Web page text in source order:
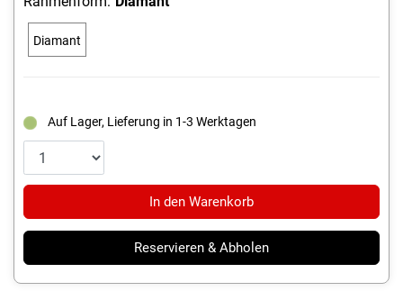
Diamant
Auf Lager, Lieferung in 1-3 Werktagen
In den Warenkorb
Reservieren & Abholen